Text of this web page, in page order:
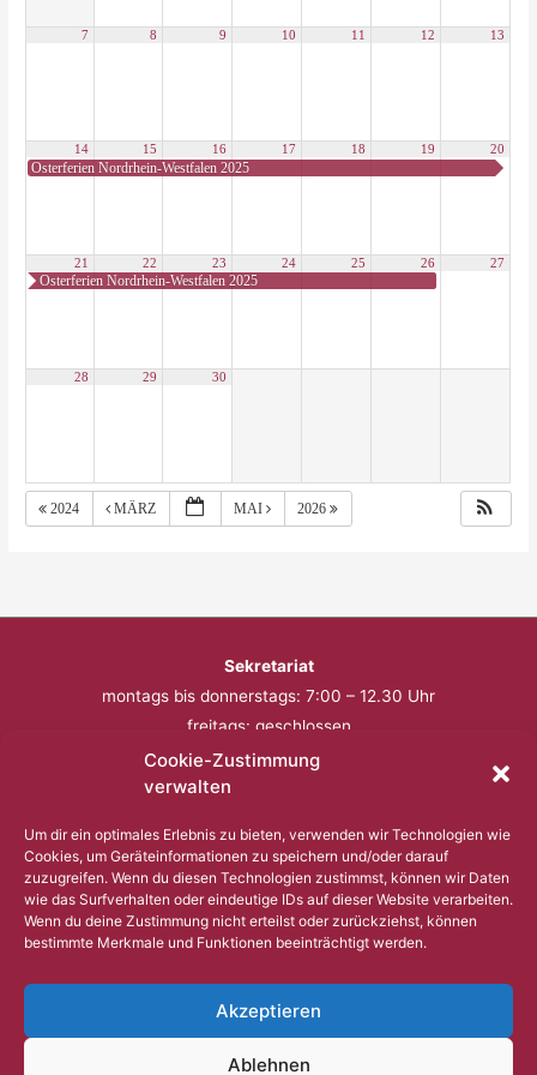
Cookie-Zustimmung
verwalten
Um dir ein optimales Erlebnis zu bieten, verwenden wir Technologien wie
Cookies, um Geräteinformationen zu speichern und/oder darauf
zuzugreifen. Wenn du diesen Technologien zustimmst, können wir Daten
wie das Surfverhalten oder eindeutige IDs auf dieser Website verarbeiten.
Wenn du deine Zustimmung nicht erteilst oder zurückziehst, können
bestimmte Merkmale und Funktionen beeinträchtigt werden.
Akzeptieren
Ablehnen
7 8 9 10 11 12 13
14
Osterferien Nordrhein-Westfalen 2025
15 16 17 18 19 20
21
Osterferien Nordrhein-Westfalen 2025
22 23 24 25 26 27
28 29 30
2024 MÄRZ MAI 2026
Sekretariat
montags bis donnerstags: 7:00 – 12.30 Uhr
freitags: geschlossen
Telefon: 0201 – 57 17 430
Bitte nutzen Sie außerhalb der Öffnungszeiten den
Anrufbeantworter.
Impressum
Datenschutz